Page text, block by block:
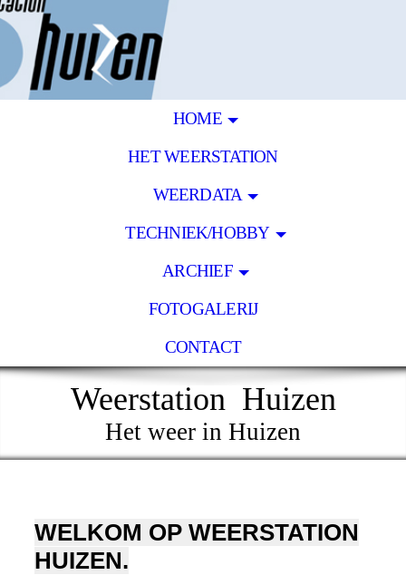
HOME
HET WEERSTATION
WEERDATA
TECHNIEK/HOBBY
ARCHIEF
FOTOGALERIJ
CONTACT
Weerstation Huizen
Het weer in Huizen
WELKOM OP WEERSTATION
HUIZEN.